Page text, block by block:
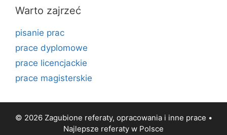
Warto zajrzeć
pisanie prac
prace dyplomowe
prace licencjackie
prace magisterskie
© 2026 Zagubione referaty, opracowania i inne prace •
Najlepsze referaty w Polsce